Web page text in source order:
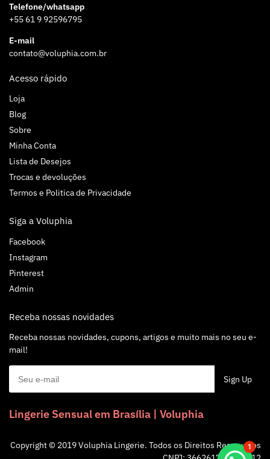
Telefone/whatsapp
+55 61 9 92596795
E-mail
contato@voluphia.com.br
Acesso rápido
Loja
Blog
Sobre
Minha Conta
Lista de Desejos
Trocas e devoluções
Termos e Politica de Privacidade
Siga a Voluphia
Facebook
Instagram
Pinterest
Admin
Receba nossas novidades
Receba nossas novidades, cupons, artigos e muito mais no seu e-
mail!
Lingerie Sensual em Brasília | Voluphia
Copyright © 2019 Voluphia Lingerie. Todos os Direitos Reservados
1